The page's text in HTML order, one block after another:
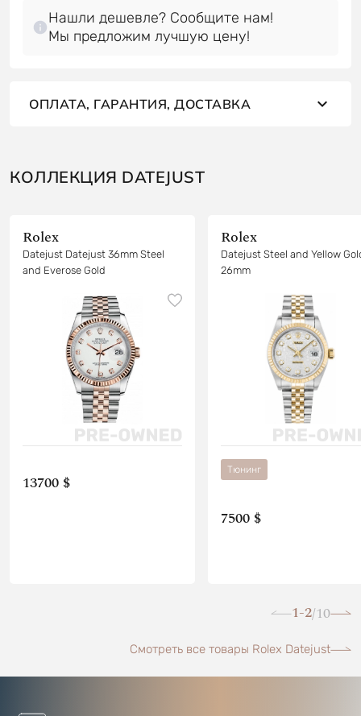
Нашли дешевле? Сообщите нам!
Мы предложим лучшую цену!
ОПЛАТА, ГАРАНТИЯ, ДОСТАВКА
КОЛЛЕКЦИЯ DATEJUST
Rolex
Datejust Datejust 36mm Steel
and Everose Gold
13700 $
Rolex
Datejust Steel and Yellow
26mm
Тюнинг
7500 $
1-2/10
Смотреть все товары Rolex Datejust